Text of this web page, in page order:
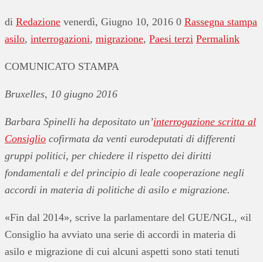
di Redazione venerdì, Giugno 10, 2016 0 Rassegna stampa
asilo, interrogazioni, migrazione, Paesi terzi Permalink
COMUNICATO STAMPA
Bruxelles, 10 giugno 2016
Barbara Spinelli ha depositato un’interrogazione scritta al
Consiglio cofirmata da venti eurodeputati di differenti
gruppi politici, per chiedere il rispetto dei diritti
fondamentali e del principio di leale cooperazione negli
accordi in materia di politiche di asilo e migrazione.
«Fin dal 2014», scrive la parlamentare del GUE/NGL, «il
Consiglio ha avviato una serie di accordi in materia di
asilo e migrazione di cui alcuni aspetti sono stati tenuti